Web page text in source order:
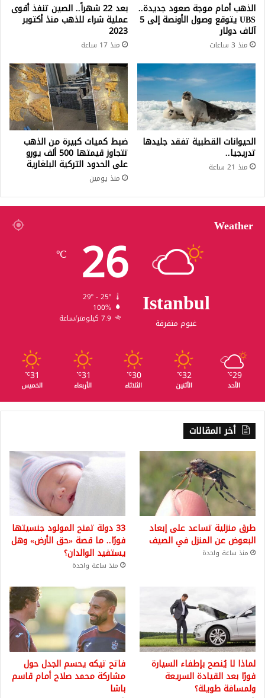
الذهب أمام موجة صعود جديدة..
UBS يتوقع وصول الأونصة إلى 5
آلاف دولار
منذ 3 ساعات
بعد 22 شهراً.. الصين تنفذ أقوى
عملية شراء للذهب منذ أكتوبر
2023
منذ 17 ساعة
الحيوانات القطبية تفقد جليدها
تدريجيا..
منذ 21 ساعة
ضبط كميات كبيرة من الذهب
تتجاوز قيمتها 500 ألف يورو
على الحدود التركية البلغارية
منذ يومين
Weather
Istanbul
غيوم متفرقة
26
℃
29º - 25º
100%
7.9 كيلومتر/ساعة
29
℃
الأحد
32
℃
الأثنين
30
℃
الثلاثاء
31
℃
الأربعاء
31
℃
الخميس
أخر المقالات
طرق منزلية تساعد على إبعاد
البعوض عن المنزل في الصيف
منذ ساعة واحدة
33 دولة تمنح المولود جنسيتها
فورًا.. ما قصة «حق الأرض» وهل
يستفيد الوالدان؟
منذ ساعة واحدة
لماذا لا يُنصح بإطفاء السيارة
فورًا بعد القيادة السريعة
ولمسافة طويلة؟
فاتح تيكه يحسم الجدل حول
مشاركة محمد صلاح أمام قاسم
باشا